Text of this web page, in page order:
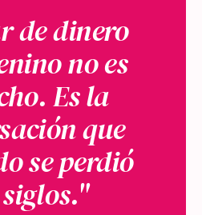
de dinero
no es
Es la
que
se perdió